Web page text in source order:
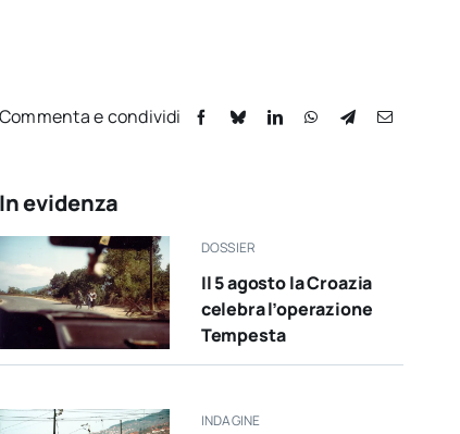
Commenta e condividi
In evidenza
DOSSIER
Il 5 agosto la Croazia
celebra l’operazione
Tempesta
INDAGINE